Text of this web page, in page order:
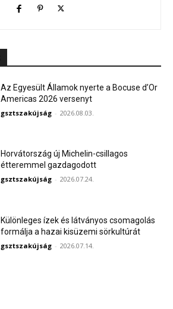
Az Egyesült Államok nyerte a Bocuse d’Or
Americas 2026 versenyt
gsztszakújság - 2026.08.03.
Horvátország új Michelin-csillagos
étteremmel gazdagodott
gsztszakújság - 2026.07.24.
Különleges ízek és látványos csomagolás
formálja a hazai kisüzemi sörkultúrát
gsztszakújság - 2026.07.14.